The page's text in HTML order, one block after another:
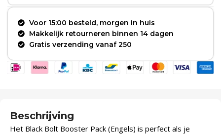
Voor 15:00 besteld, morgen in huis
Makkelijk retourneren binnen 14 dagen
Gratis verzending vanaf 250
Beschrijving
Het Black Bolt Booster Pack (Engels) is perfect als je